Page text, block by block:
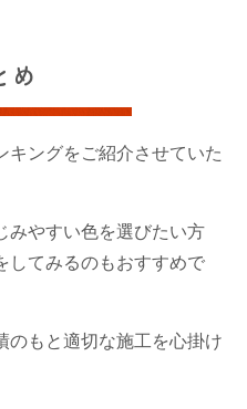
め
キングをご紹介させていた
みやすい色を選びたい方
してみるのもおすすめで
のもと適切な施工を心掛け